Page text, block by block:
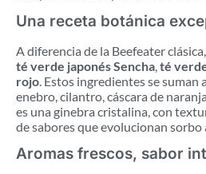
Una receta botánica
A diferencia de la Beefeater
té verde japonés Sencha té
rojo . Estos ingredientes se
enebro, cilantro, cáscara de
es una ginebra cristalina, con
de sabores que evolucionan sorbo
Aromas frescos, sabor